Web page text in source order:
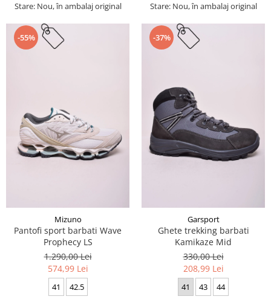
Stare: Nou, în ambalaj original Stare: Nou, în ambalaj original
-55%
Mizuno
Pantofi sport barbati Wave
Prophecy LS
1.290,00 Lei
574,99 Lei
41 42.5
-37%
Garsport
Ghete trekking barbati
Kamikaze Mid
330,00 Lei
208,99 Lei
41 43 44